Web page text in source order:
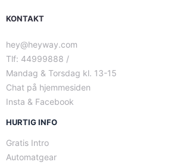
KONTAKT
hey@heyway.com
Tlf: 44999888 /
Mandag & Torsdag kl. 13-15
Chat på hjemmesiden
Insta & Facebook
HURTIG INFO
Gratis Intro
Automatgear